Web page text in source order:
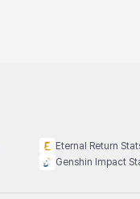
Eternal Return
Genshin Impact